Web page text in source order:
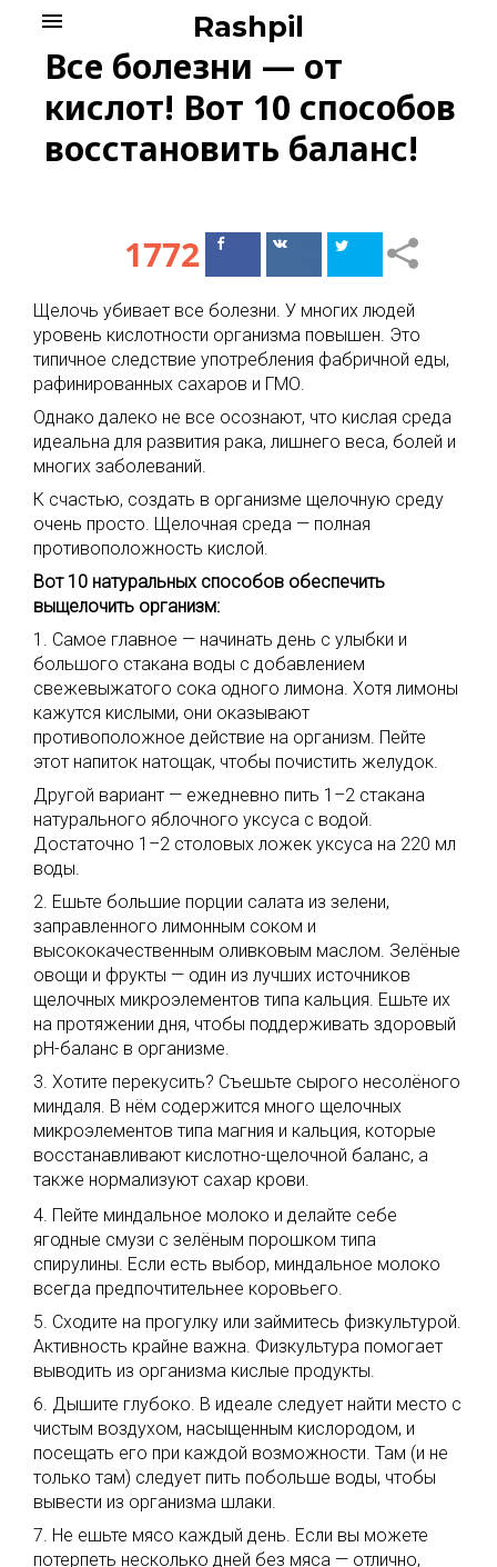
content
Rashpil
menu
Все болезни — от
кислот! Вот 10 способов
восстановить баланс!
1772
ПоделитьсяПоделиться
Щелочь убивает все болезни. У многих людей
уровень кислотности организма повышен. Это
типичное следствие употребления фабричной еды,
рафинированных сахаров и ГМО.
Однако далеко не все осознают, что кислая среда
идеальна для развития рака, лишнего веса, болей и
многих заболеваний.
К счастью, создать в организме щелочную среду
очень просто. Щелочная среда — полная
противоположность кислой.
Вот 10 натуральных способов обеспечить
выщелочить организм:
1. Самое главное — начинать день с улыбки и
большого стакана воды с добавлением
свежевыжатого сока одного лимона. Хотя лимоны
кажутся кислыми, они оказывают
противоположное действие на организм. Пейте
этот напиток натощак, чтобы почистить желудок.
Другой вариант — ежедневно пить 1–2 стакана
натурального яблочного уксуса с водой.
Достаточно 1–2 столовых ложек уксуса на 220 мл
воды.
2. Ешьте большие порции салата из зелени,
заправленного лимонным соком и
высококачественным оливковым маслом. Зелёные
овощи и фрукты — один из лучших источников
щелочных микроэлементов типа кальция. Ешьте их
на протяжении дня, чтобы поддерживать здоровый
pH-баланс в организме.
3. Хотите перекусить? Съешьте сырого несолёного
миндаля. В нём содержится много щелочных
микроэлементов типа магния и кальция, которые
восстанавливают кислотно-щелочной баланс, а
также нормализуют сахар крови.
4. Пейте миндальное молоко и делайте себе
ягодные смузи с зелёным порошком типа
спирулины. Если есть выбор, миндальное молоко
всегда предпочтительнее коровьего.
5. Сходите на прогулку или займитесь физкультурой.
Активность крайне важна. Физкультура помогает
выводить из организма кислые продукты.
6. Дышите глубоко. В идеале следует найти место с
чистым воздухом, насыщенным кислородом, и
посещать его при каждой возможности. Там (и не
только там) следует пить побольше воды, чтобы
вывести из организма шлаки.
7. Не ешьте мясо каждый день. Если вы можете
потерпеть несколько дней без мяса — отлично,